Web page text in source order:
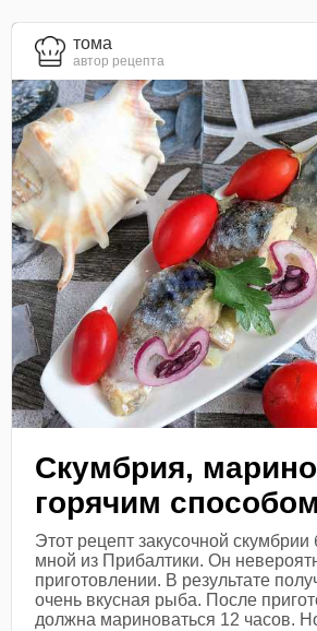
тома
автор рецепта
Скумбрия,
горячим способом
Этот рецепт закусочной
мной из Прибалтики. Он
приготовлении. В результате
очень вкусная рыба. После
должна мариноваться 12 часов.